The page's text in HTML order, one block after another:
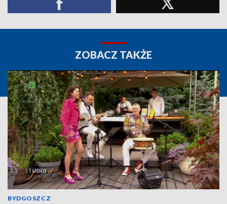
ZOBACZ TAKŻE
BYDGOSZCZ